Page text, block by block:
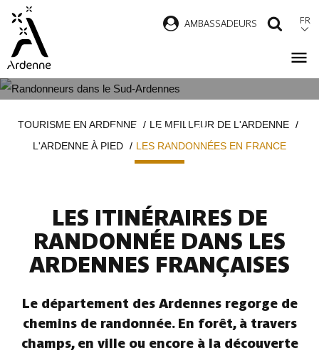
contenu
principal
AMBASSADEURS FR
FRANÇAISE
d'ArianeTOURISME EN ARDENNE
LE MEILLEUR DE L'ARDENNE
L'ARDENNE À PIED
LES RANDONNÉES EN FRANCE
LES ITINÉRAIRES DE
RANDONNÉE DANS LES
ARDENNES FRANÇAISES
Le département des Ardennes regorge de
chemins de randonnée. En forêt, à travers
champs, en ville ou encore à la découverte